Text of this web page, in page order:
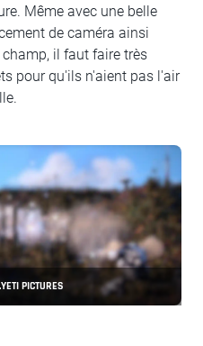
Même avec une belle
de caméra ainsi
il faut faire très
pour qu'ils n'aient pas l'air
PICTURES